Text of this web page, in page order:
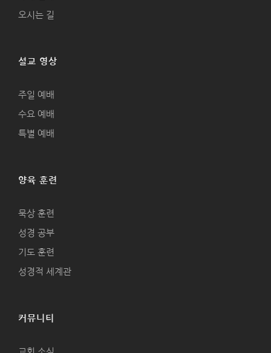
오시는 길
설교 영상
주일 예배
수요 예배
특별 예배
양육 훈련
묵상 훈련
성경 공부
기도 훈련
성경적 세계관
커뮤니티